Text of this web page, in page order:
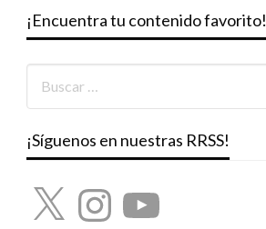
¡Encuentra tu contenido favorito!
¡Síguenos en nuestras RRSS!
X InstagramYouTube